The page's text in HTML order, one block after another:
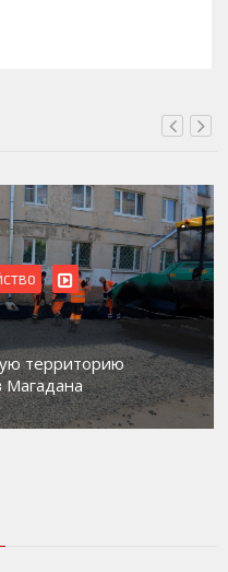
территорию
Магадана